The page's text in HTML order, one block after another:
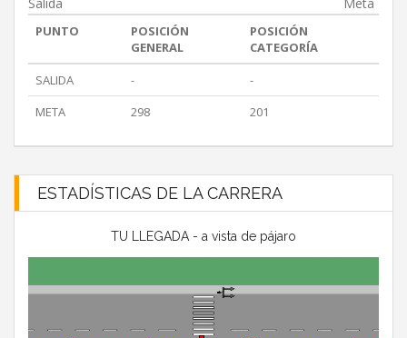
Salida Meta
PUNTO
POSICIÓN
GENERAL
POSICIÓN
CATEGORÍA
SALIDA
-
-
META
298 201
ESTADÍSTICAS DE LA CARRERA
TU LLEGADA - a vista de pájaro